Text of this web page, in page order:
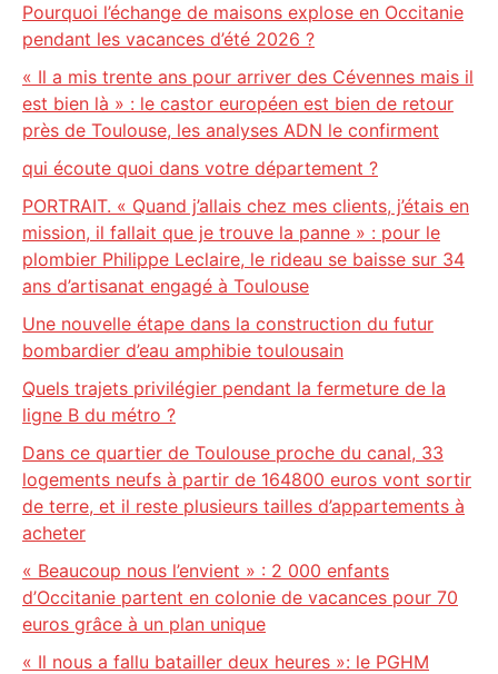
Pourquoi l’échange de maisons explose en Occitanie
pendant les vacances d’été 2026 ?
« Il a mis trente ans pour arriver des Cévennes mais il
est bien là » : le castor européen est bien de retour
près de Toulouse, les analyses ADN le confirment
qui écoute quoi dans votre département ?
PORTRAIT. « Quand j’allais chez mes clients, j’étais en
mission, il fallait que je trouve la panne » : pour le
plombier Philippe Leclaire, le rideau se baisse sur 34
ans d’artisanat engagé à Toulouse
Une nouvelle étape dans la construction du futur
bombardier d’eau amphibie toulousain
Quels trajets privilégier pendant la fermeture de la
ligne B du métro ?
Dans ce quartier de Toulouse proche du canal, 33
logements neufs à partir de 164800 euros vont sortir
de terre, et il reste plusieurs tailles d’appartements à
acheter
« Beaucoup nous l’envient » : 2 000 enfants
d’Occitanie partent en colonie de vacances pour 70
euros grâce à un plan unique
« Il nous a fallu batailler deux heures »: le PGHM